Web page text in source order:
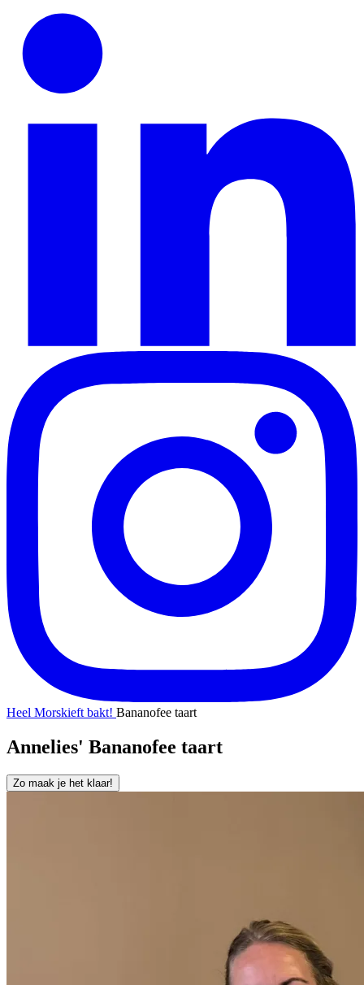
Heel Morskieft bakt! Bananofee taart
Annelies' Bananofee taart
Zo maak je het klaar!